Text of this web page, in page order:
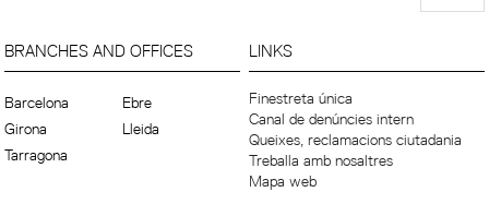
BRANCHES AND OFFICES
Barcelona
Ebre
Girona
Lleida
Tarragona
LINKS
Finestreta única
Canal de denúncies intern
Queixes, reclamacions ciutadania
Treballa amb nosaltres
Mapa web